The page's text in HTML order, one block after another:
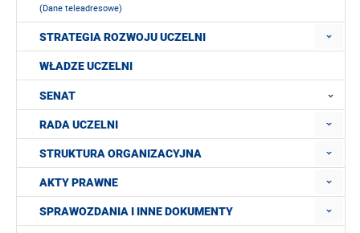
(Dane teleadresowe)
STRATEGIA ROZWOJU UCZELNI
WŁADZE UCZELNI
SENAT
RADA UCZELNI
STRUKTURA ORGANIZACYJNA
AKTY PRAWNE
SPRAWOZDANIA I INNE DOKUMENTY